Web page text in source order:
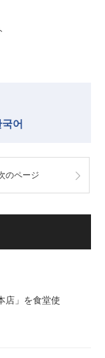
국어
のページ
店」を食堂使